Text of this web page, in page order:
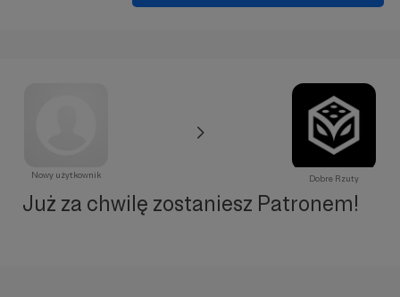
Nowy użytkownik Dobre Rzuty
Już za chwilę zostaniesz Patronem!